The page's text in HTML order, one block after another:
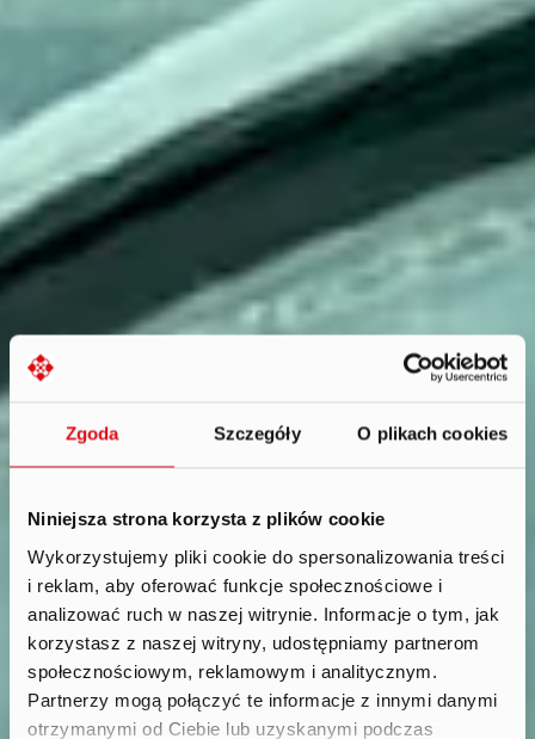
Zgoda Szczegóły O plikach cookies
Niniejsza strona korzysta z plików cookie
Wykorzystujemy pliki cookie do spersonalizowania treści
i reklam, aby oferować funkcje społecznościowe i
analizować ruch w naszej witrynie. Informacje o tym, jak
korzystasz z naszej witryny, udostępniamy partnerom
społecznościowym, reklamowym i analitycznym.
Partnerzy mogą połączyć te informacje z innymi danymi
otrzymanymi od Ciebie lub uzyskanymi podczas
Reports.